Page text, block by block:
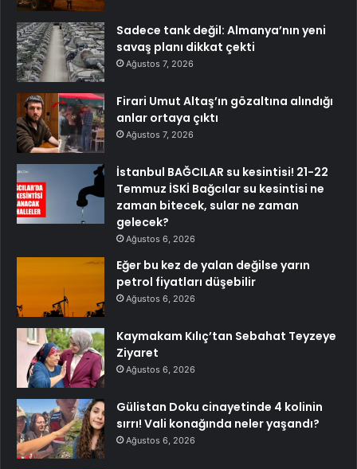
Sadece tank değil: Almanya’nın yeni
savaş planı dikkat çekti
Ağustos 7, 2026
Firari Umut Altaş’ın gözaltına alındığı
anlar ortaya çıktı
Ağustos 7, 2026
İstanbul BAĞCILAR su kesintisi! 21-22
Temmuz İSKİ Bağcılar su kesintisi ne
zaman bitecek, sular ne zaman
gelecek?
Ağustos 6, 2026
Eğer bu kez de yalan değilse yarın
petrol fiyatları düşebilir
Ağustos 6, 2026
Kaymakam Kılıç’tan Sebahat Teyzeye
Ziyaret
Ağustos 6, 2026
Gülistan Doku cinayetinde 4 kolinin
sırrı! Vali konağında neler yaşandı?
Ağustos 6, 2026